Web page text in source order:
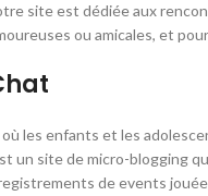
site est dédiée aux
ou amicales, et
les enfants et les
un site de micro-blogging
de events